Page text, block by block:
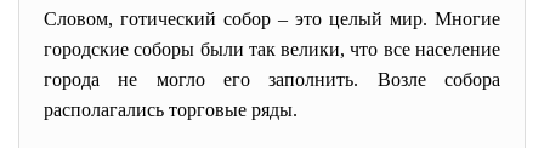
Словом, готический собор – это целый мир. Многие
городские соборы были так велики, что все население
города не могло его заполнить. Возле собора
располагались торговые ряды.